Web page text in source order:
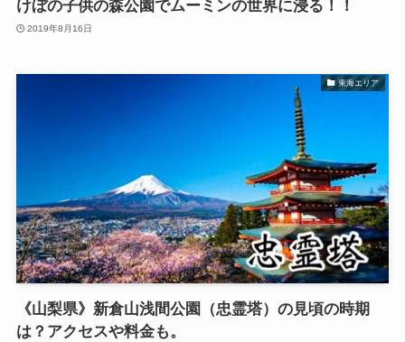
けぼの子供の森公園でムーミンの世界に浸る！！
2019年8月16日
東海エリア
《山梨県》新倉山浅間公園（忠霊塔）の見頃の時期
は？アクセスや料金も。